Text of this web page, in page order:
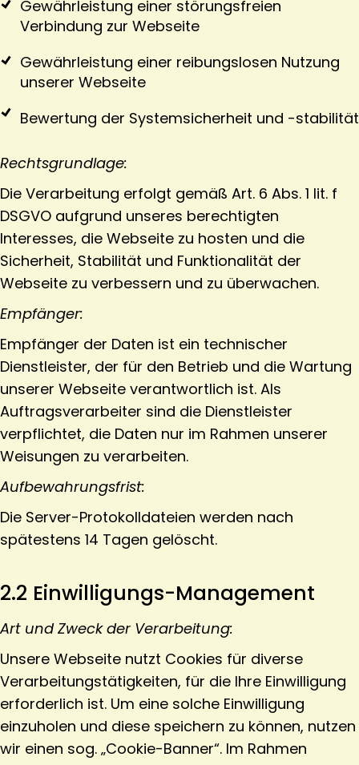
Gewährleistung einer störungsfreien
Verbindung zur Webseite
Gewährleistung einer reibungslosen Nutzung
unserer Webseite
Bewertung der Systemsicherheit und -stabilität
Rechtsgrundlage:
Die Verarbeitung erfolgt gemäß Art. 6 Abs. 1 lit. f
DSGVO aufgrund unseres berechtigten
Interesses, die Webseite zu hosten und die
Sicherheit, Stabilität und Funktionalität der
Webseite zu verbessern und zu überwachen.
Empfänger:
Empfänger der Daten ist ein technischer
Dienstleister, der für den Betrieb und die Wartung
unserer Webseite verantwortlich ist. Als
Auftragsverarbeiter sind die Dienstleister
verpflichtet, die Daten nur im Rahmen unserer
Weisungen zu verarbeiten.
Aufbewahrungsfrist:
Die Server-Protokolldateien werden nach
spätestens 14 Tagen gelöscht.
2.2 Einwilligungs-Management
Art und Zweck der Verarbeitung:
Unsere Webseite nutzt Cookies für diverse
Verarbeitungstätigkeiten, für die Ihre Einwilligung
erforderlich ist. Um eine solche Einwilligung
einzuholen und diese speichern zu können, nutzen
wir einen sog. „Cookie-Banner“. Im Rahmen